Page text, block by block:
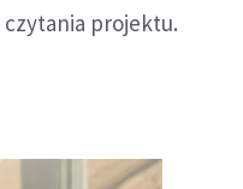
projektu.